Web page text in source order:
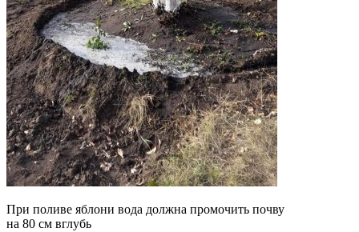
При поливе яблони вода должна промочить почву
на 80 см вглубь